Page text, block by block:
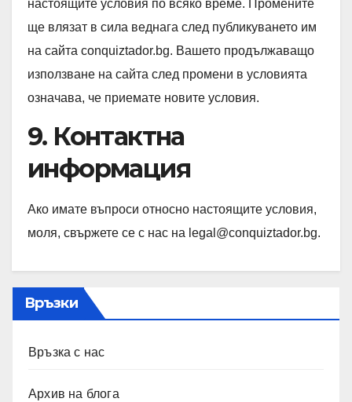
настоящите условия по всяко време. Промените
ще влязат в сила веднага след публикуването им
на сайта conquiztador.bg. Вашето продължаващо
използване на сайта след промени в условията
означава, че приемате новите условия.
9. Контактна
информация
Ако имате въпроси относно настоящите условия,
моля, свържете се с нас на legal@conquiztador.bg.
Връзки
Връзка с нас
Архив на блога